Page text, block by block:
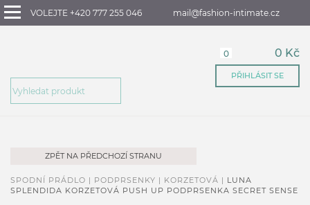
VOLEJTE +420 777 255 046 mail@fashion-intimate.cz
0 0 Kč
PŘIHLÁSIT SE
ZPĚT NA PŘEDCHOZÍ STRANU
SPODNÍ PRÁDLO | PODPRSENKY | KORZETOVÁ | LUNA
SPLENDIDA KORZETOVÁ PUSH UP PODPRSENKA SECRET SENSE